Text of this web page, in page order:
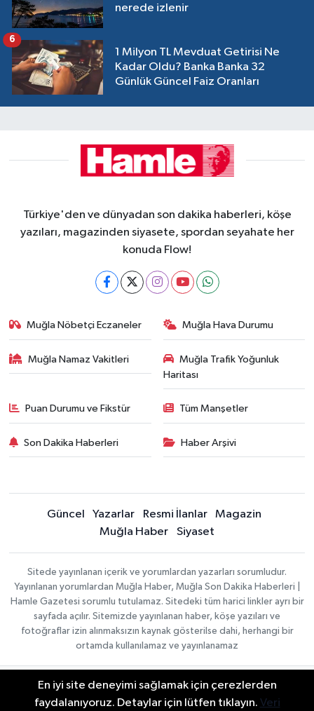
nerede izlenir
1 Milyon TL Mevduat Getirisi Ne
Kadar Oldu? Banka Banka 32
Günlük Güncel Faiz Oranları
6
Türkiye'den ve dünyadan son dakika haberleri, köşe
yazıları, magazinden siyasete, spordan seyahate her
konuda Flow!
Muğla Nöbetçi Eczaneler Muğla Hava Durumu
Muğla Namaz Vakitleri
Muğla Trafik Yoğunluk
Haritası
Puan Durumu ve Fikstür Tüm Manşetler
Son Dakika Haberleri Haber Arşivi
Güncel Yazarlar Resmi İlanlar
Magazin
Muğla Haber
Siyaset
Sitede yayınlanan içerik ve yorumlardan yazarları sorumludur.
Yayınlanan yorumlardan Muğla Haber, Muğla Son Dakika Haberleri |
Hamle Gazetesi sorumlu tutulamaz. Sitedeki tüm harici linkler ayrı bir
sayfada açılır. Sitemizde yayınlanan haber, köşe yazıları ve
fotoğraflar izin alınmaksızın kaynak gösterilse dahi, herhangi bir
ortamda kullanılamaz ve yayınlanamaz
Gizlilik Sözleşmesi
Veri Politikası
Haber Yazılımı:
TE Bilişim
En iyi site deneyimi sağlamak için çerezlerden
faydalanıyoruz. Detaylar için lütfen tıklayın. Veri